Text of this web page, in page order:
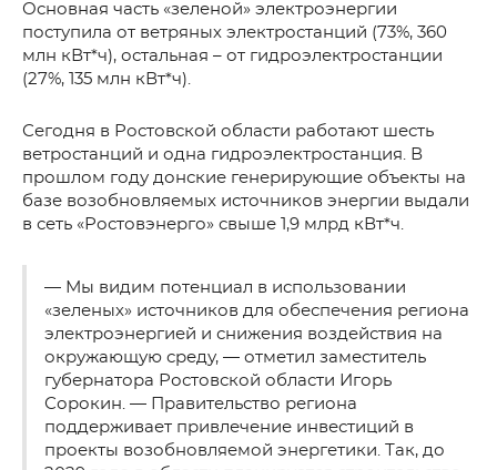
Основная часть «зеленой» электроэнергии
поступила от ветряных электростанций (73%, 360
млн кВт*ч), остальная – от гидроэлектростанции
(27%, 135 млн кВт*ч).
Сегодня в Ростовской области работают шесть
ветростанций и одна гидроэлектростанция. В
прошлом году донские генерирующие объекты на
базе возобновляемых источников энергии выдали
в сеть «Ростовэнерго» свыше 1,9 млрд кВт*ч.
— Мы видим потенциал в использовании
«зеленых» источников для обеспечения региона
электроэнергией и снижения воздействия на
окружающую среду, — отметил заместитель
губернатора Ростовской области Игорь
Сорокин. — Правительство региона
поддерживает привлечение инвестиций в
проекты возобновляемой энергетики. Так, до